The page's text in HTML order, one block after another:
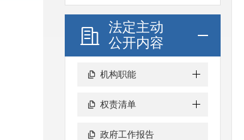
法定主动
公开内容
机构职能
权责清单
政府工作报告